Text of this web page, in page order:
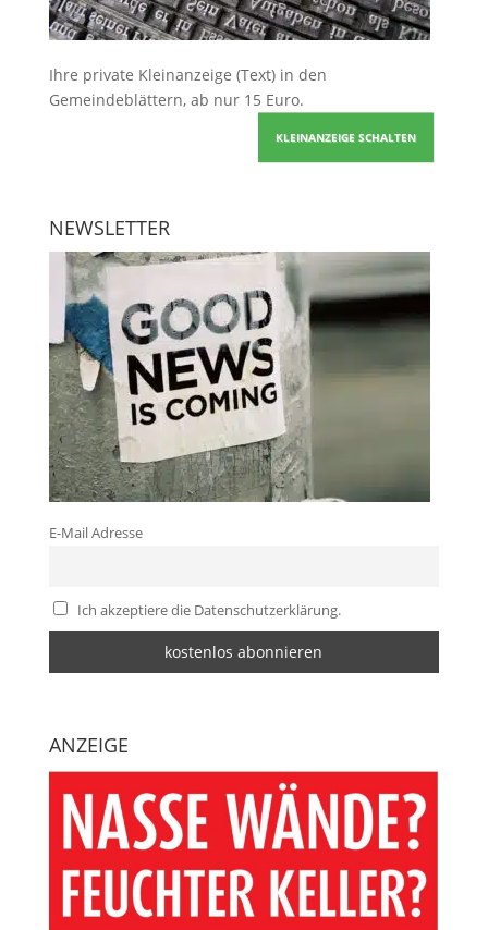
Ihre private Kleinanzeige (Text) in den
Gemeindeblättern, ab nur 15 Euro.
KLEINANZEIGE SCHALTEN
NEWSLETTER
E-Mail Adresse
Ich akzeptiere die Datenschutzerklärung.
ANZEIGE